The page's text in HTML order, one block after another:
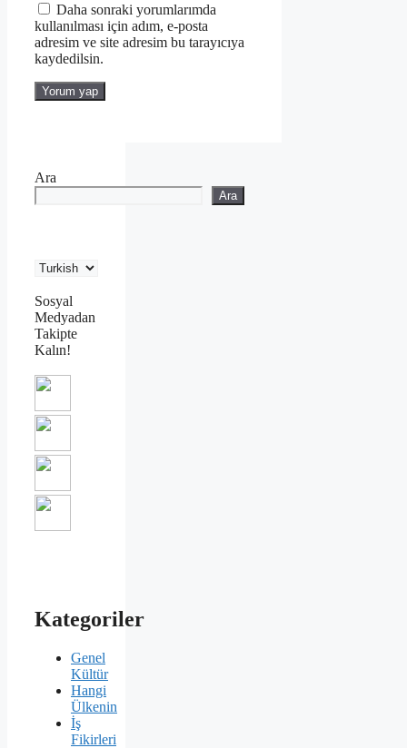
Daha sonraki yorumlarımda
kullanılması için adım, e-posta
adresim ve site adresim bu tarayıcıya
kaydedilsin.
Ara
Ara
Sosyal
Medyadan
Takipte
Kalın!
Kategoriler
Genel
Kültür
Hangi
Ülkenin
İş
Fikirleri